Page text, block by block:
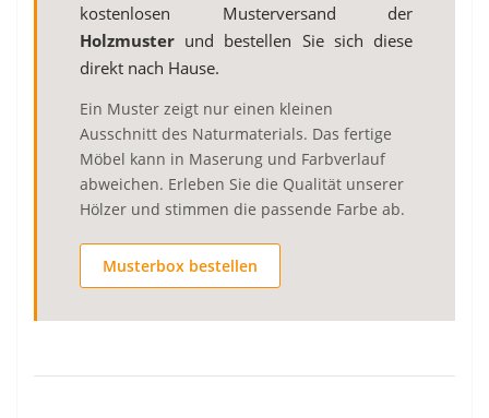
kostenlosen Musterversand der
Holzmuster und bestellen Sie sich diese
direkt nach Hause.
Ein Muster zeigt nur einen kleinen
Ausschnitt des Naturmaterials. Das fertige
Möbel kann in Maserung und Farbverlauf
abweichen. Erleben Sie die Qualität unserer
Hölzer und stimmen die passende Farbe ab.
Musterbox bestellen